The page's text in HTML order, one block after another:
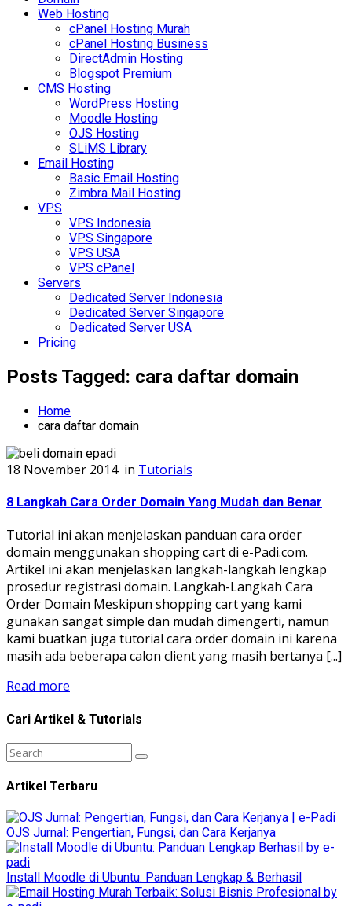
Web Hosting
cPanel Hosting Murah
cPanel Hosting Business
DirectAdmin Hosting
Blogspot Premium
CMS Hosting
WordPress Hosting
Moodle Hosting
OJS Hosting
SLiMS Library
Email Hosting
Basic Email Hosting
Zimbra Mail Hosting
VPS
VPS Indonesia
VPS Singapore
VPS USA
VPS cPanel
Servers
Dedicated Server Indonesia
Dedicated Server Singapore
Dedicated Server USA
Pricing
Posts Tagged: cara daftar domain
Home
cara daftar domain
18 November 2014 in Tutorials
8 Langkah Cara Order Domain Yang Mudah dan Benar
Tutorial ini akan menjelaskan panduan cara order
domain menggunakan shopping cart di e-Padi.com.
Artikel ini akan menjelaskan langkah-langkah lengkap
prosedur registrasi domain. Langkah-Langkah Cara
Order Domain Meskipun shopping cart yang kami
gunakan sangat simple dan mudah dimengerti, namun
kami buatkan juga tutorial cara order domain ini karena
masih ada beberapa calon client yang masih bertanya [...]
Read more
Cari Artikel & Tutorials
Artikel Terbaru
OJS Jurnal: Pengertian, Fungsi, dan Cara Kerjanya
Install Moodle di Ubuntu: Panduan Lengkap & Berhasil